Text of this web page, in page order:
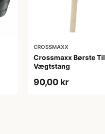
CROSSMAXX
Crossmaxx Børste Til
Vægtstang
90,00 kr